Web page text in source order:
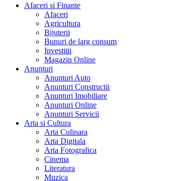
Afaceri si Finante
Afaceri
Agricultura
Bijuterii
Bunuri de larg consum
Investitii
Magazin Online
Anunturi
Anunturi Auto
Anunturi Constructii
Anunturi Imobiliare
Anunturi Online
Anunturi Servicii
Arta si Cultura
Arta Culinara
Arta Digitala
Arta Fotografica
Cinema
Literatura
Muzica